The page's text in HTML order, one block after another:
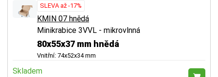
SLEVA až -17%
KMIN 07 hnědá
Minikrabice 3VVL - mikrovlnná
80x55x37 mm hnědá
Vnitřní: 74x52x34 mm
Skladem